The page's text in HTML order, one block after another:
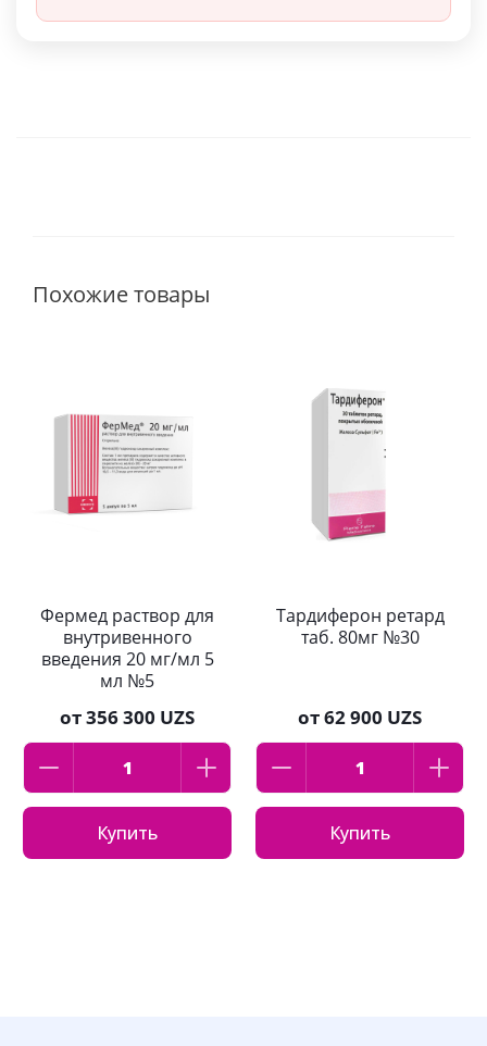
Похожие товары
Фермед раствор для
внутривенного
введения 20 мг/мл 5
мл №5
от356 300 UZS
Купить
Тардиферон ретард
таб. 80мг №30
от62 900 UZS
Купить